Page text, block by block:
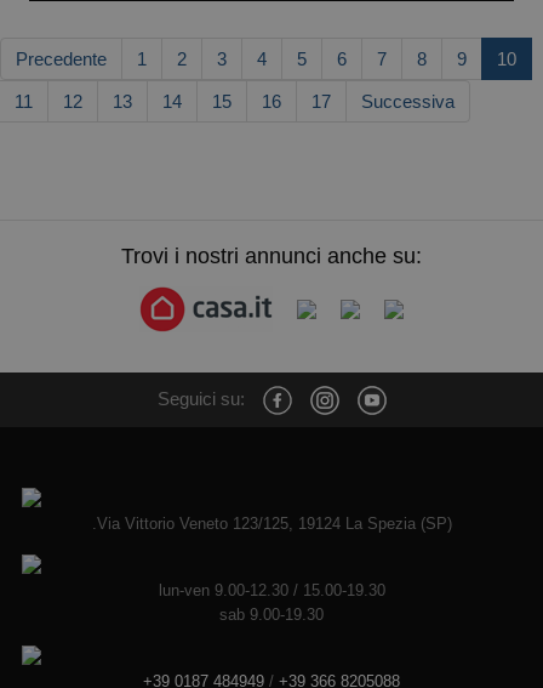
Precedente 1 2 3 4 5 6 7 8 9 10
11 12 13 14 15 16 17 Successiva
Trovi i nostri annunci anche su:
Seguici su:
.Via Vittorio Veneto 123/125, 19124 La Spezia (SP)
lun-ven 9.00-12.30 / 15.00-19.30
sab 9.00-19.30
+39 0187 484949 / +39 366 8205088